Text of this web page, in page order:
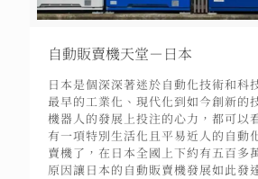
自動販賣機天堂－日本
日本是個深深著迷於自動化技術和科
最早的工業化、現代化到如今創新的
機器人的發展上投注的心力，都可以
有一項特別生活化且平易近人的自動
賣機了，在日本全國上下約有五百多
原因讓日本的自動販賣機發展如此發